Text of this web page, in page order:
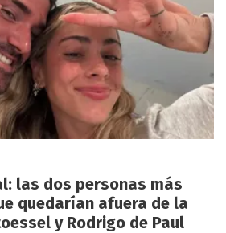
las dos personas más
quedarían afuera de la
y Rodrigo de Paul